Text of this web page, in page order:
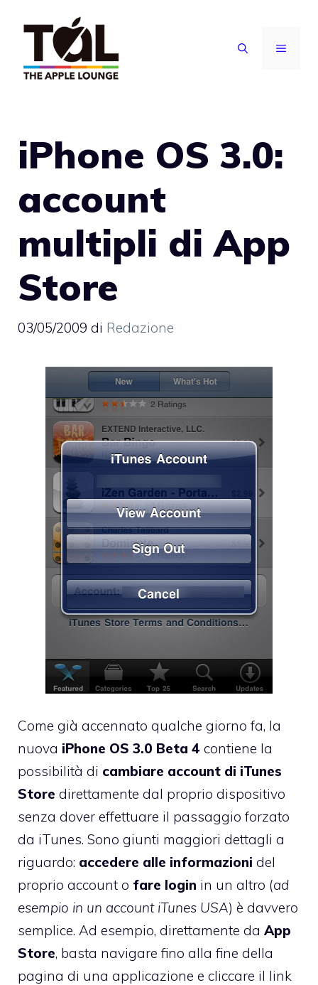
contenuto
MENU
iPhone OS 3.0:
account
multipli di App
Store
03/05/2009 di Redazione
Come già accennato qualche giorno fa, la
nuova iPhone OS 3.0 Beta 4 contiene la
possibilità di cambiare account di iTunes
Store direttamente dal proprio dispositivo
senza dover effettuare il passaggio forzato
da iTunes. Sono giunti maggiori dettagli a
riguardo: accedere alle informazioni del
proprio account o fare login in un altro (ad
esempio in un account iTunes USA) è davvero
semplice. Ad esempio, direttamente da App
Store, basta navigare fino alla fine della
pagina di una applicazione e cliccare il link